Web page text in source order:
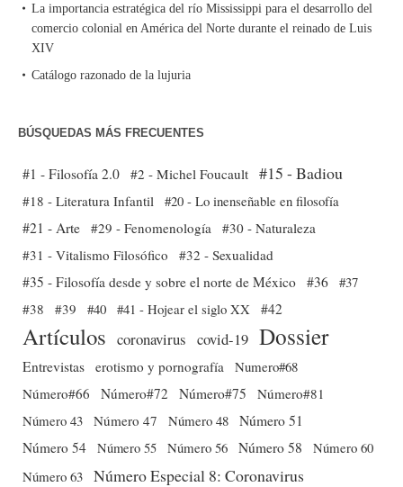
La importancia estratégica del río Mississippi para el desarrollo del
comercio colonial en América del Norte durante el reinado de Luis
XIV
Catálogo razonado de la lujuria
BÚSQUEDAS MÁS FRECUENTES
#1 - Filosofía 2.0 #2 - Michel Foucault #15 - Badiou
#18 - Literatura Infantil #20 - Lo inenseñable en filosofía
#21 - Arte #29 - Fenomenología
#30 - Naturaleza
#31 - Vitalismo Filosófico
#32 - Sexualidad
#35 - Filosofía desde y sobre el norte de México #36 #37
#38
#39 #40 #41 - Hojear el siglo XX #42
Artículos coronavirus covid-19 Dossier
Entrevistas erotismo y pornografía
Numero#68
Número#66
Número#72 Número#75
Número#81
Número 43 Número 47 Número 48 Número 51
Número 54 Número 55 Número 56 Número 58
Número 60
Número 63 Número Especial 8: Coronavirus